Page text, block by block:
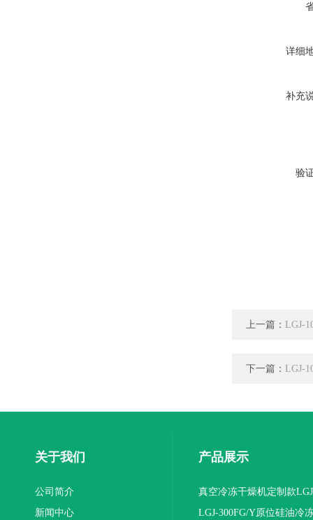
详细
补充
验
上一篇： LGJ-
下一篇： LGJ-
关于我们
公司简介
新闻中心
产品展示
真空冷冻干燥机定制款
16NS/C标准版
LGJ-300FG/Y原位硅油冷